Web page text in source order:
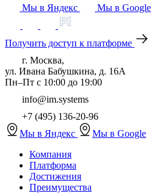
Мы в Яндекс Мы в Google
Получить доступ к платформе
г. Москва,
ул. Ивана Бабушкина, д. 16А
Пн–Пт с 10:00 до 19:00
info@im.systems
+7 (495) 136-20-96
Мы в Яндекс
Мы в Google
Компания
Платформа
Достижения
Преимущества